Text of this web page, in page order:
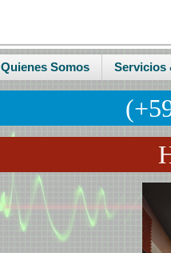
Quienes Somos Servicios